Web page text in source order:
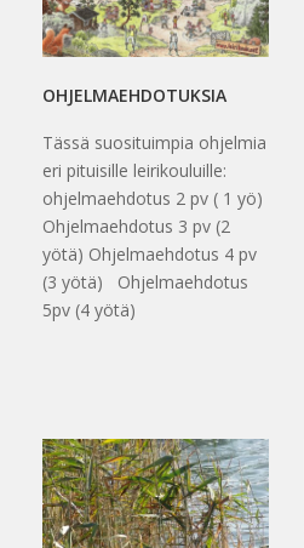
OHJELMAEHDOTUKSIA
Tässä suosituimpia ohjelmia
eri pituisille leirikouluille:
ohjelmaehdotus 2 pv ( 1 yö)
Ohjelmaehdotus 3 pv (2
yötä) Ohjelmaehdotus 4 pv
(3 yötä) Ohjelmaehdotus
5pv (4 yötä)